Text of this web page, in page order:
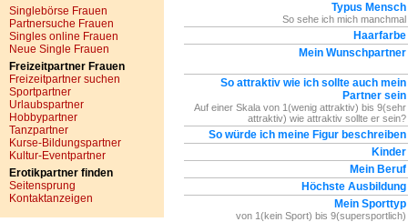
Singlebörse Frauen
Partnersuche Frauen
Singles online Frauen
Neue Single Frauen
Freizeitpartner Frauen
Freizeitpartner suchen
Sportpartner
Urlaubspartner
Hobbypartner
Tanzpartner
Kurse-Bildungspartner
Kultur-Eventpartner
Erotikpartner finden
Seitensprung
Kontaktanzeigen
Typus Mensch
So sehe ich mich manchmal
Haarfarbe
Mein Wunschpartner
So attraktiv wie ich sollte auch mein
Partner sein
Auf einer Skala von 1(wenig attraktiv) bis 9(sehr
attraktiv) wie attraktiv sollte er sein?
So würde ich meine Figur beschreiben
Kinder
Mein Beruf
Höchste Ausbildung
Mein Sporttyp
von 1(kein Sport) bis 9(supersportlich)